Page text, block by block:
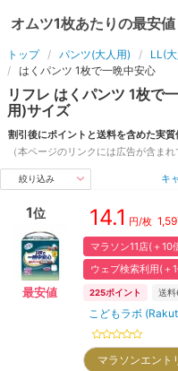
オムツ1枚あたりの最安値
トップ パンツ(大人用) LL(
はくパンツ 1枚で一晩中安心
リフレ はくパンツ 1枚で
用)サイズ
割引後にポイントと送料を含めた実質
（本ページのリンクには広告が含まれ
絞り込み キ
1位
最安値
14.1 円/枚
マラソン11店(＋10
ウェブ検索利用(＋
225ポイント 送
こどもラボ
マラソンエン